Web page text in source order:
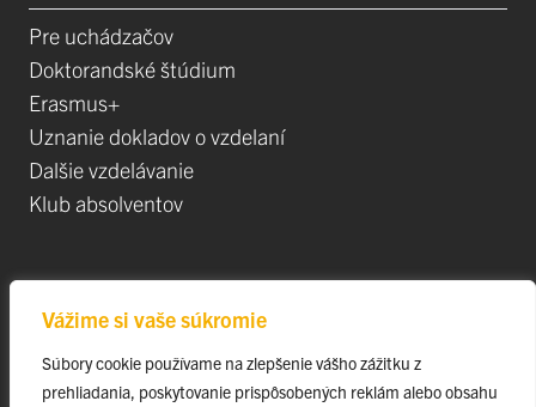
Vážime si vaše súkromie
Súbory cookie používame na zlepšenie vášho zážitku z
prehliadania, poskytovanie prispôsobených reklám alebo obsahu
Pre uchádzačov
Doktorandské štúdium
Erasmus+
Uznanie dokladov o vzdelaní
Dalšie vzdelávanie
Klub absolventov
Projekty